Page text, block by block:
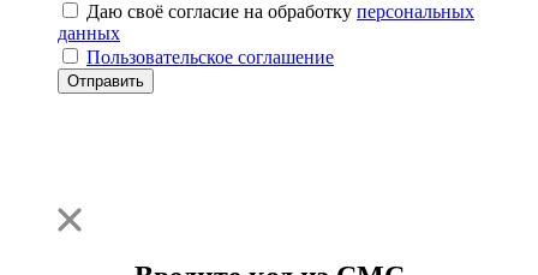
Даю своё согласие на обработку персональных
данных
Пользовательское соглашение
Отправить